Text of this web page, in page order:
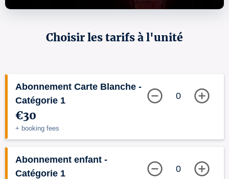
Choisir les tarifs à l'unité
Abonnement Carte Blanche -
Catégorie 1
€30
+ booking fees
0
Abonnement enfant -
Catégorie 1
0